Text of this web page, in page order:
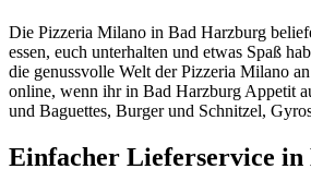
Die Pizzeria Milano in Bad Harzburg
essen, euch unterhalten und etwas Spaß
die genussvolle Welt der Pizzeria Milano
online, wenn ihr in Bad Harzburg Appetit
und Baguettes, Burger und Schnitzel,
Einfacher Lieferservice